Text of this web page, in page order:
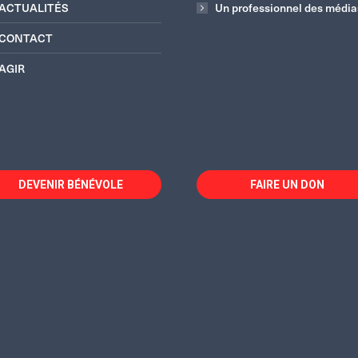
Un professionnel des
DEVENIR BÉNÉVOLE FAIRE UN DON